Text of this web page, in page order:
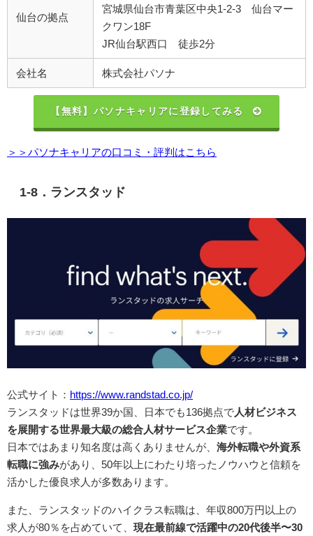
仙台の拠点
宮城県仙台市青葉区中央1-2-3 仙台マー
クワン18F
JR仙台駅西口 徒歩2分
会社名 株式会社パソナ
【無料】パソナキャリアに登録してみる
＞＞パソナキャリアの口コミ・評判はこちら
1-8．ランスタッド
公式サイト： https://www.randstad.co.jp/
ランスタッドは世界39か国、日本でも136拠点で 人材ビジネス
を展開する世界最大級の総合人材サービス企業です。
日本ではあまり知名度は高くありませんが、 海外転職や外資系
転職に強みがあり、50年以上にわたり培ったノウハウと信頼を
活かした優良求人が多数あります。
また、ランスタッドのハイクラス転職は、年収800万円以上の
求人が80％を占めていて、 現在最前線で活躍中の20代後半〜30